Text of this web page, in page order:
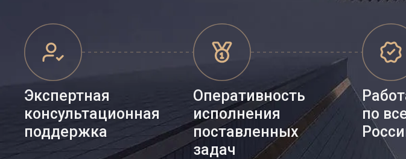
Экспертная
консультационная
поддержка
Оперативность
исполнения
поставленных
задач
по